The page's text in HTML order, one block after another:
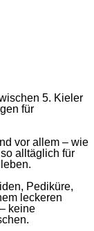
5. Kieler
für
vor allem – wie
alltäglich für
Pediküre,
leckeren
keine